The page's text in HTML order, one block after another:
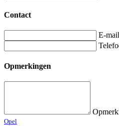
Contact
E-
Opmerkingen
Opel